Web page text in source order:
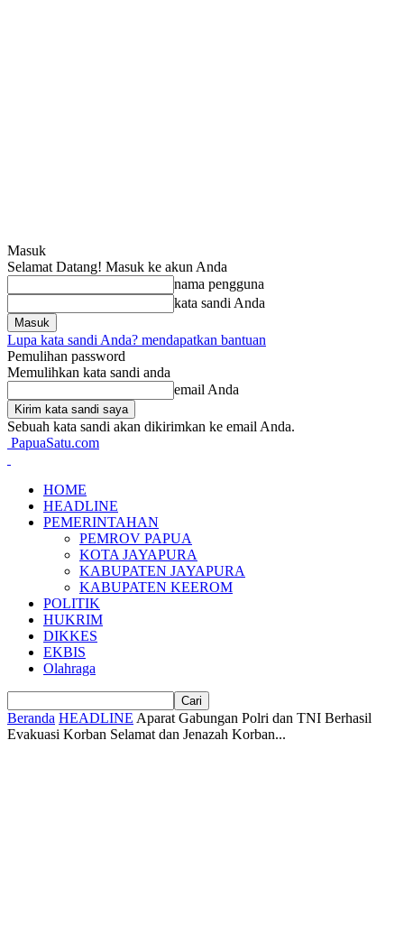
Masuk
Selamat Datang! Masuk ke akun Anda
nama pengguna
kata sandi Anda
Lupa kata sandi Anda? mendapatkan bantuan
Pemulihan password
Memulihkan kata sandi anda
email Anda
Sebuah kata sandi akan dikirimkan ke email Anda.
PapuaSatu.com
HOME
HEADLINE
PEMERINTAHAN
PEMROV PAPUA
KOTA JAYAPURA
KABUPATEN JAYAPURA
KABUPATEN KEEROM
POLITIK
HUKRIM
DIKKES
EKBIS
Olahraga
Beranda HEADLINE Aparat Gabungan Polri dan TNI Berhasil
Evakuasi Korban Selamat dan Jenazah Korban...